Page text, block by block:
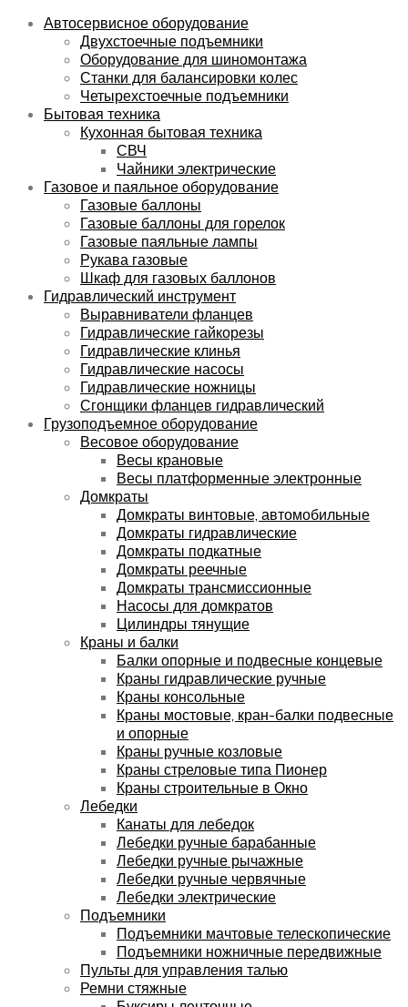
Автосервисное оборудование
Двухстоечные подъемники
Оборудование для шиномонтажа
Станки для балансировки колес
Четырехстоечные подъемники
Бытовая техника
Кухонная бытовая техника
СВЧ
Чайники электрические
Газовое и паяльное оборудование
Газовые баллоны
Газовые баллоны для горелок
Газовые паяльные лампы
Рукава газовые
Шкаф для газовых баллонов
Гидравлический инструмент
Выравниватели фланцев
Гидравлические гайкорезы
Гидравлические клинья
Гидравлические насосы
Гидравлические ножницы
Сгонщики фланцев гидравлический
Грузоподъемное оборудование
Весовое оборудование
Весы крановые
Весы платформенные электронные
Домкраты
Домкраты винтовые, автомобильные
Домкраты гидравлические
Домкраты подкатные
Домкраты реечные
Домкраты трансмиссионные
Насосы для домкратов
Цилиндры тянущие
Краны и балки
Балки опорные и подвесные концевые
Краны гидравлические ручные
Краны консольные
Краны мостовые, кран-балки подвесные
и опорные
Краны ручные козловые
Краны стреловые типа Пионер
Краны строительные в Окно
Лебедки
Канаты для лебедок
Лебедки ручные барабанные
Лебедки ручные рычажные
Лебедки ручные червячные
Лебедки электрические
Подъемники
Подъемники мачтовые телескопические
Подъемники ножничные передвижные
Пульты для управления талью
Ремни стяжные